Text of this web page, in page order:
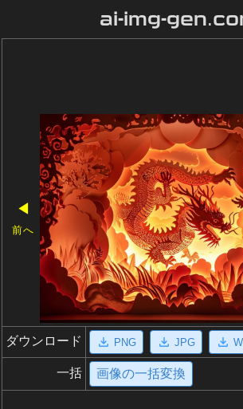
ai-img-
◀
前へ
ダウンロード PNG JPG
一括 画像の一括変換